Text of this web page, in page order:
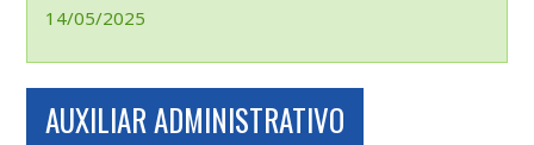
14/05/2025
AUXILIAR ADMINISTRATIVO